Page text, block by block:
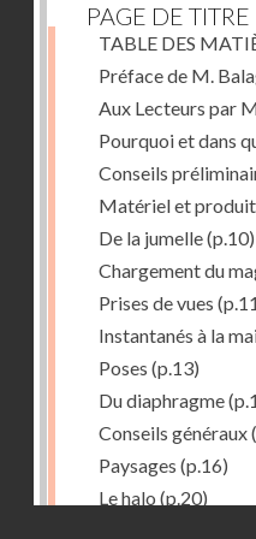
PAGE DE TITRE
TABLE DES
Préface de M.
Aux Lecteurs par
Pourquoi et dans
Conseils
Matériel et
De la jumelle(p.10)
Chargement du
Prises de vues
Instantanés à la
Poses (p.13)
Du diaphragme
Conseils généraux
Paysages (p.16)
Le halo (p.20)